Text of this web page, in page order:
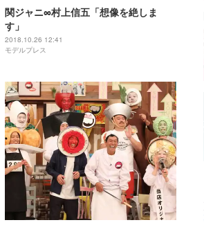
関ジャニ∞村上信五「想像を絶しま
す」
2018.10.26 12:41
モデルプレス